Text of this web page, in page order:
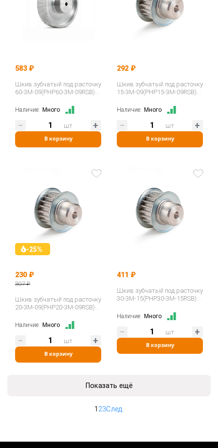
583 ₽
Шкив зубчатый под расточку
60-3M-09(PHP60-3M-09RSB)
Наличие: Много
В корзину
шт
292 ₽
Шкив зубчатый под расточку
15-3M-09(PHP15-3M-09RSB)
Наличие: Много
В корзину
шт
-25%
230 ₽
307 ₽
Шкив зубчатый под расточку
20-3M-09(PHP20-3M-09RSB)
Наличие: Много
В корзину
шт
411 ₽
Шкив зубчатый под расточку
30-3M-15(PHP30-3M-15RSB)
Наличие: Много
В корзину
шт
Показать ещё
1 23След.